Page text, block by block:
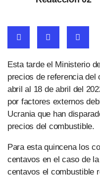
Esta tarde el Ministerio
precios de referencia del
abril al 18 de abril del
por factores externos
Ucrania que han
precios del combustible.
Para esta quincena los
centavos en el caso de
centavos el combustible